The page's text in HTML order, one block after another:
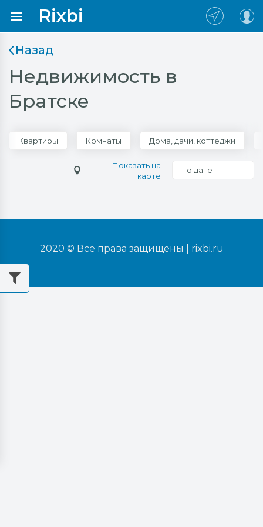
Rixbi
Назад
Недвижимость в
Братске
Квартиры Комнаты Дома, дачи, коттеджи
Показать на
карте
по дате
2020 © Все права защищены | rixbi.ru